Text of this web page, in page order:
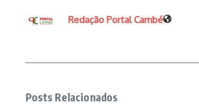
Redação Portal Cambé
Posts Relacionados